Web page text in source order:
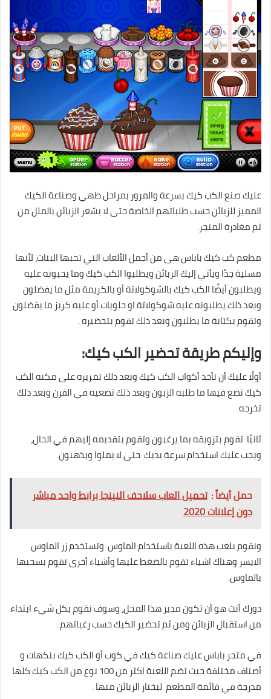
عليك صنع الكب كيك بسرعة والمرور بمراحل طهي وصناعة الكيك
المميز للزبائن حسب طلباتهم الخاصة حتى لا يشعر الزبائن بالملل من
ثم مغادرة المتجر.
مطعم كب كيك باباس هى من أجمل الألعاب التي تحبها البنات، لأنها
مسلية جدًا ويأتي إليك الزبائن ويطلبوا الكب كيك وما يحبونه عليه
ويطلبون أيضًا الكب كيك بالشوكولاتة أو بالكريمة مثل ما يفضلون
وبعد ذلك يطلبونه عليه شوكولاتة او حلويات أو عليه كريز ما يفضلون
وتقوم بكتابة ما يطلبون وبعد ذلك تقوم بتحضيره .
وإليكم طريقة تحضير الكب كيك:
أولًا عليك أن تأخذ أكواب الكب كيك وبعد ذلك تمريره على مكنه الكب
كيك تضع فيها ما طلبه الزبون وبعد ذلك تضعيه في الفرن وبعد ذلك
تخرجه.
ثانيًا: تقوم بتزويقه بما يرغبون وتقوم بتقديمه إليهم في الحال،
ويجب عليك استخدام سرعة يديك حتى لا يملوا ويذهبون.
حمل أيضاً : تحميل العاب سلاحف النينجا برابط واحد مباشر
دون إعلانات 2020
ونقوم بلعب هذه اللعبة باستخدام الماوس وتستخدم زر الماوس
الايسر وهناك اشياء تقوم بالضغط عليها وأشياء أخرى تقوم بسحبها
بالماوس.
دورك أنت هو أن تكون مدير هذا المحل، وسوف تقوم بكل شيء ابتداء
من استقبال الزبائن ومن ثم تحضير الكيك حسب رغباتهم .
في متجر باباس عليك صناعة كيك في كوب أو الكب كيك بنكهات و
أصناف مختلفة حيث تضم اللعبة اكثر من 100 نوع من الكب كيك كلها
مدرجة في قائمة المطعم ليختار الزبائن منها .